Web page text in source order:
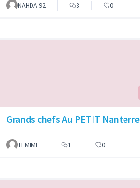
NAHDA 92 3 0
Grands chefs Au PETIT Nanterre
TEMIMI 1 0